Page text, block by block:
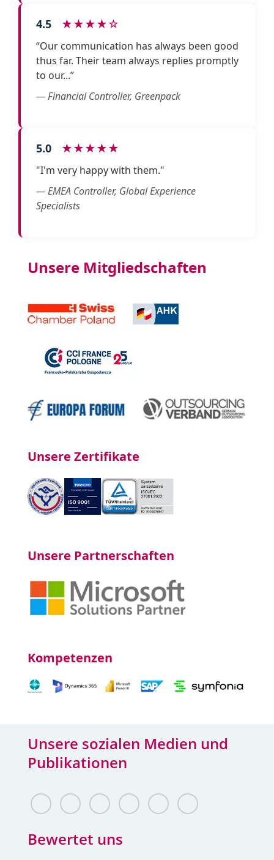
4.5 ★★★★☆
“Our communication has always been good
thus far. Their team always replies promptly
to our...”
— Financial Controller, Greenpack
5.0 ★★★★★
"I'm very happy with them."
— EMEA Controller, Global Experience
Specialists
Unsere Mitgliedschaften
Unsere Zertifikate
Unsere Partnerschaften
Kompetenzen
Unsere sozialen Medien und
Publikationen
Bewertet uns